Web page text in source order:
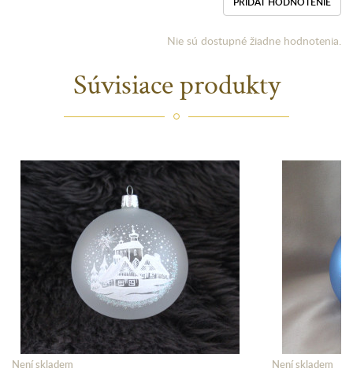
Nie sú dostupné žiadne hodnotenia.
Súvisiace produkty
Není skladem Není skladem